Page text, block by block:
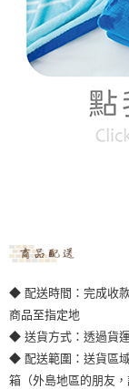
◆ 配送時間：完成收
商品至指定地
◆ 送貨方式：透過貨
◆ 配送範圍：送貨區
箱（外島地區的朋友